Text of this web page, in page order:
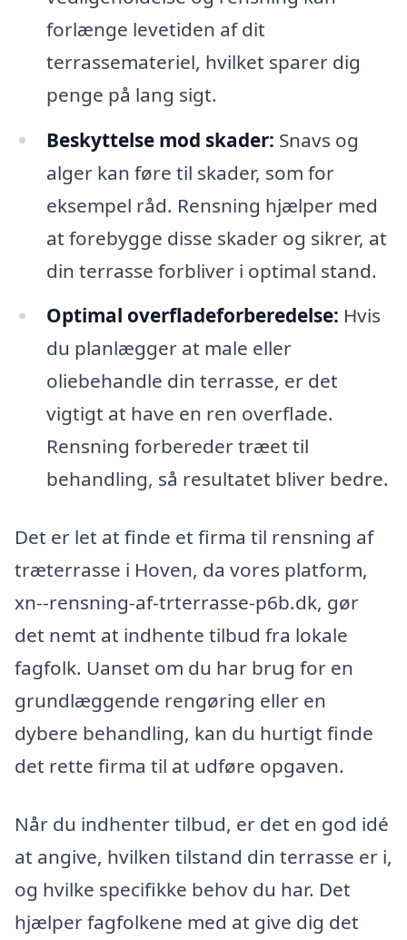
forlænge levetiden af dit
terrassemateriel, hvilket sparer dig
penge på lang sigt.
Beskyttelse mod skader: Snavs og
alger kan føre til skader, som for
eksempel råd. Rensning hjælper med
at forebygge disse skader og sikrer, at
din terrasse forbliver i optimal stand.
Optimal overfladeforberedelse: Hvis
du planlægger at male eller
oliebehandle din terrasse, er det
vigtigt at have en ren overflade.
Rensning forbereder træet til
behandling, så resultatet bliver bedre.
Det er let at finde et firma til rensning af
træterrasse i Hoven, da vores platform,
xn--rensning-af-trterrasse-p6b.dk, gør
det nemt at indhente tilbud fra lokale
fagfolk. Uanset om du har brug for en
grundlæggende rengøring eller en
dybere behandling, kan du hurtigt finde
det rette firma til at udføre opgaven.
Når du indhenter tilbud, er det en god idé
at angive, hvilken tilstand din terrasse er i,
og hvilke specifikke behov du har. Det
hjælper fagfolkene med at give dig det